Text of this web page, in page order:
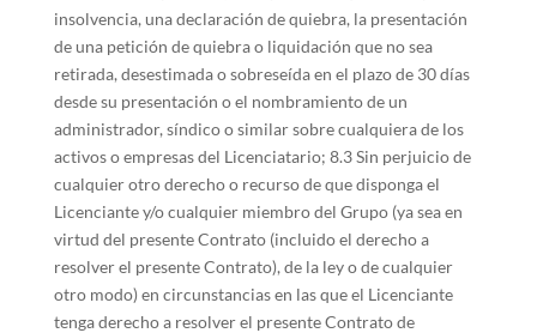
insolvencia, una declaración de quiebra, la presentación
de una petición de quiebra o liquidación que no sea
retirada, desestimada o sobreseída en el plazo de 30 días
desde su presentación o el nombramiento de un
administrador, síndico o similar sobre cualquiera de los
activos o empresas del Licenciatario; 8.3 Sin perjuicio de
cualquier otro derecho o recurso de que disponga el
Licenciante y/o cualquier miembro del Grupo (ya sea en
virtud del presente Contrato (incluido el derecho a
resolver el presente Contrato), de la ley o de cualquier
otro modo) en circunstancias en las que el Licenciante
tenga derecho a resolver el presente Contrato de